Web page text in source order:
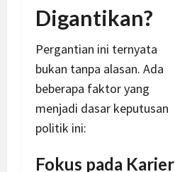
Digantikan?
Pergantian ini ternyata
bukan tanpa alasan. Ada
beberapa faktor yang
menjadi dasar keputusan
politik ini:
Fokus pada Karier